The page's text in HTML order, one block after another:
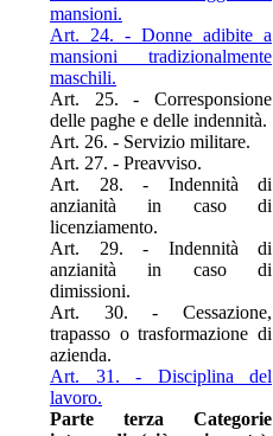
mansioni.
Art. 24. - Donne adibite a
mansioni tradizionalmente
maschili.
Art. 25. - Corresponsione
delle paghe e delle indennità.
Art. 26. - Servizio militare.
Art. 27. - Preavviso.
Art. 28. - Indennità di
anzianità in caso di
licenziamento.
Art. 29. - Indennità di
anzianità in caso di
dimissioni.
Art. 30. - Cessazione,
trapasso o trasformazione di
azienda.
Art. 31. - Disciplina del
lavoro.
Parte terza Categorie